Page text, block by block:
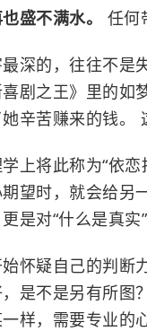
盛不满水。 任何
深的，往往不是
剧之王》里的如
辛苦赚来的钱。
上将此称为“依
望时，就会给另
是对“什么是真实”
怀疑自己的判断
是不是另有所图
样，需要专业的